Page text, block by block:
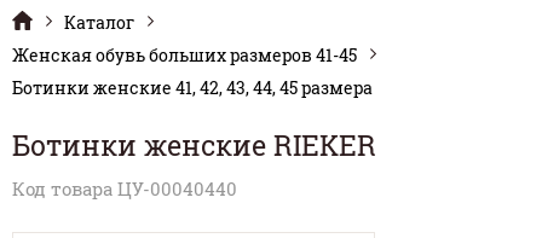
Каталог
Женская обувь больших размеров 41-45
Ботинки женские 41, 42, 43, 44, 45 размера
Ботинки женские RIEKER
Код товара ЦУ-00040440